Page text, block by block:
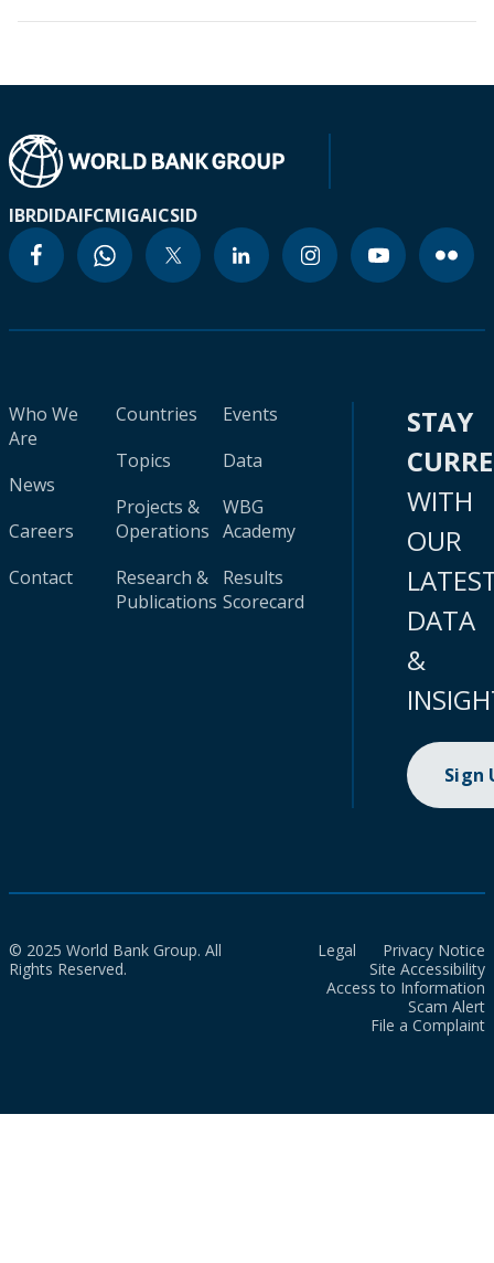
IBRDIDAIFCMIGAICSID
Who We
Are
News
Careers
Contact
Countries
Topics
Projects &
Operations
Research &
Publications
Events
Data
WBG
Academy
Results
Scorecard
STAY
WITH
OUR
DATA
&
Sign
© 2025 World Bank Group. All
Rights Reserved.
Legal
Privacy Notice
Site Accessibility
Access to Information
Scam Alert
File a Complaint